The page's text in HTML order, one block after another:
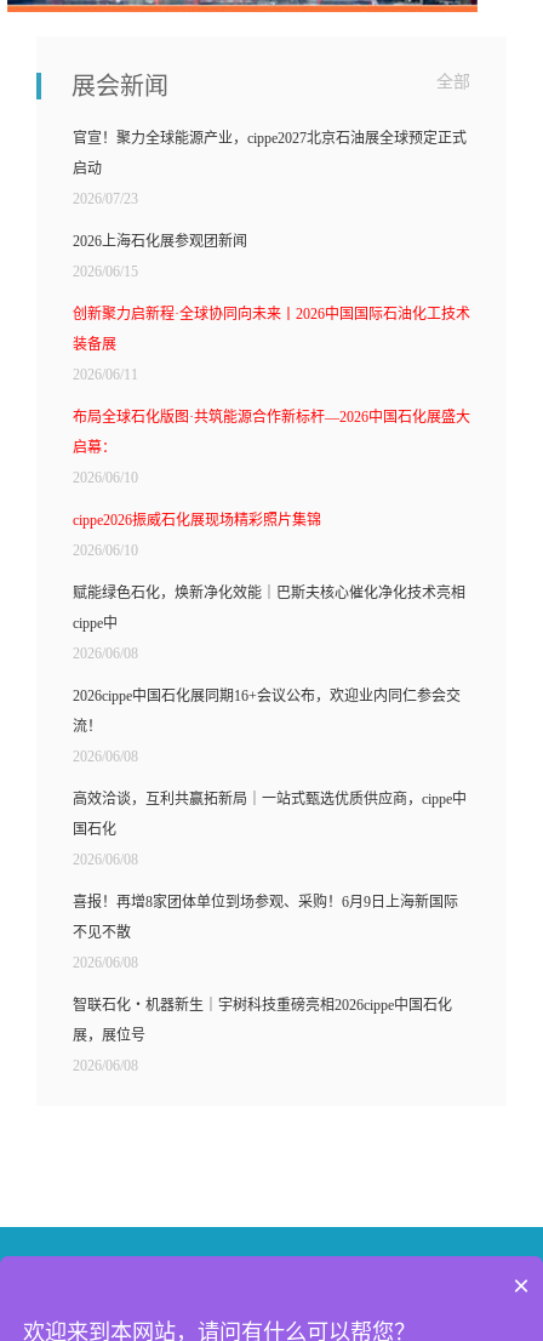
展会新闻 全部
官宣！聚力全球能源产业，cippe2027北京石油展全球预定正式
启动
2026/07/23
2026上海石化展参观团新闻
2026/06/15
创新聚力启新程·全球协同向未来丨2026中国国际石油化工技术
装备展
2026/06/11
布局全球石化版图·共筑能源合作新标杆—2026中国石化展盛大
启幕：
2026/06/10
cippe2026振威石化展现场精彩照片集锦
2026/06/10
赋能绿色石化，焕新净化效能｜巴斯夫核心催化净化技术亮相
cippe中
2026/06/08
2026cippe中国石化展同期16+会议公布，欢迎业内同仁参会交
流！
2026/06/08
高效洽谈，互利共赢拓新局｜一站式甄选优质供应商，cippe中
国石化
2026/06/08
喜报！再增8家团体单位到场参观、采购！6月9日上海新国际
不见不散
2026/06/08
智联石化・机器新生｜宇树科技重磅亮相2026cippe中国石化
展，展位号
2026/06/08
×
欢迎来到本网站，请问有什么可以帮您？